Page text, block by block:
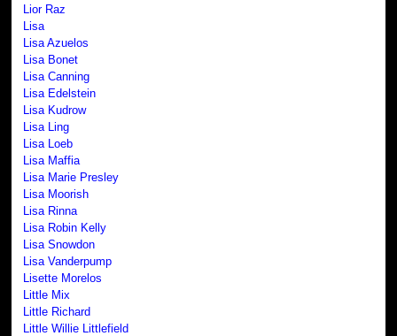
Lior Raz
Lisa
Lisa Azuelos
Lisa Bonet
Lisa Canning
Lisa Edelstein
Lisa Kudrow
Lisa Ling
Lisa Loeb
Lisa Maffia
Lisa Marie Presley
Lisa Moorish
Lisa Rinna
Lisa Robin Kelly
Lisa Snowdon
Lisa Vanderpump
Lisette Morelos
Little Mix
Little Richard
Little Willie Littlefield